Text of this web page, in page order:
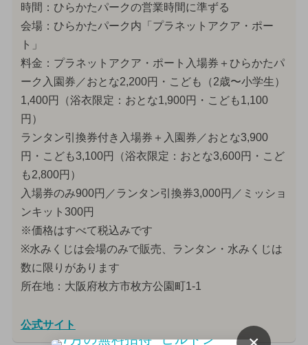
時間：ひらかたパークの営業時間に準ずる
会場：ひらかたパーク内「プラネットアクア・ポー
ト」
料金：プラネットアクア・ポート入場券＋ひらかたパ
ーク入園券／おとな2,200円・こども（2歳〜小学生）
1,400円（浴衣限定：おとな1,900円・こども1,100
円）
ランタン引換券付き入場券＋入園券／おとな3,900
円・こども3,100円（浴衣限定：おとな3,600円・こど
も2,800円）
入場券のみ900円／ランタン引換券3,000円／ミッショ
ンキット300円
※価格はすべて税込みです
※水みくじは会場のみで販売、ランタン・水みくじは
数に限りがあります
所在地：大阪府枚方市枚方公園町1-1
公式サイト